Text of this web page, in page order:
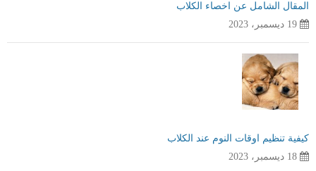
المقال الشامل عن اخصاء الكلاب
19 ديسمبر، 2023
كيفية تنظيم اوقات النوم عند الكلاب
18 ديسمبر، 2023